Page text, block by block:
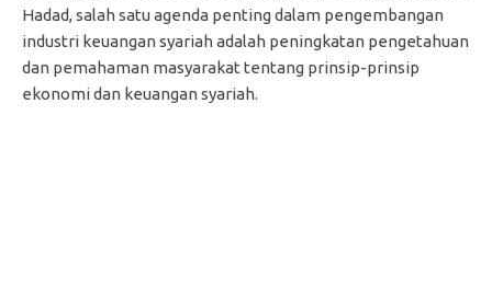
Hadad, salah satu agenda penting dalam pengembangan
industri keuangan syariah adalah peningkatan pengetahuan
dan pemahaman masyarakat tentang prinsip-prinsip
ekonomi dan keuangan syariah.